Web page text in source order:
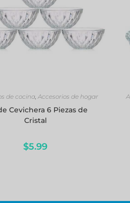
de cocina, Accesorios de hogar
Cevichera 6 Piezas de
Cristal
$5.99